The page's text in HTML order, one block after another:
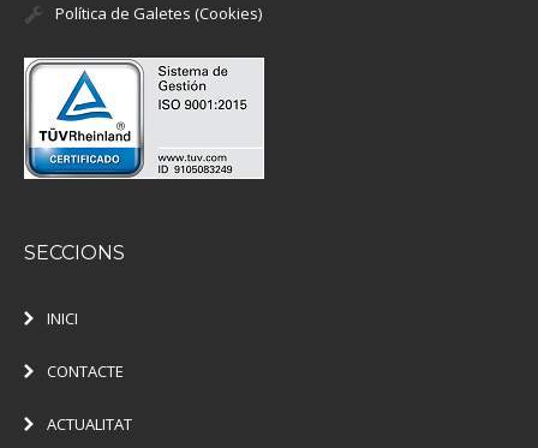
Política de Galetes (Cookies)
SECCIONS
INICI
CONTACTE
ACTUALITAT